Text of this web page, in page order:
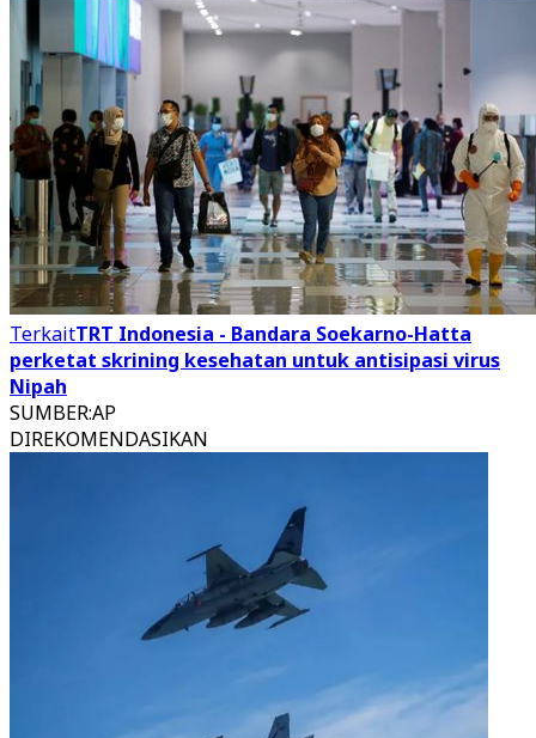
TerkaitTRT Indonesia - Bandara Soekarno-Hatta
perketat skrining kesehatan untuk antisipasi virus
Nipah
SUMBER:AP
DIREKOMENDASIKAN